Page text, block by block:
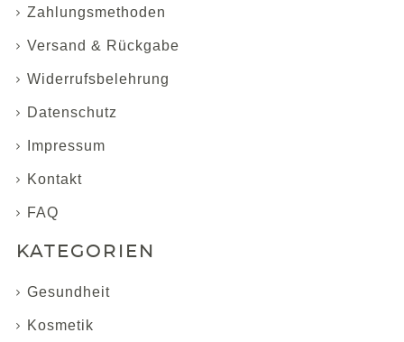
Zahlungsmethoden
Versand & Rückgabe
Widerrufsbelehrung
Datenschutz
Impressum
Kontakt
FAQ
KATEGORIEN
Gesundheit
Kosmetik